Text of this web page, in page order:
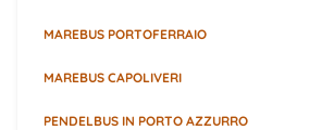
MAREBUS PORTOFERRAIO
MAREBUS CAPOLIVERI
PENDELBUS IN PORTO AZZURRO